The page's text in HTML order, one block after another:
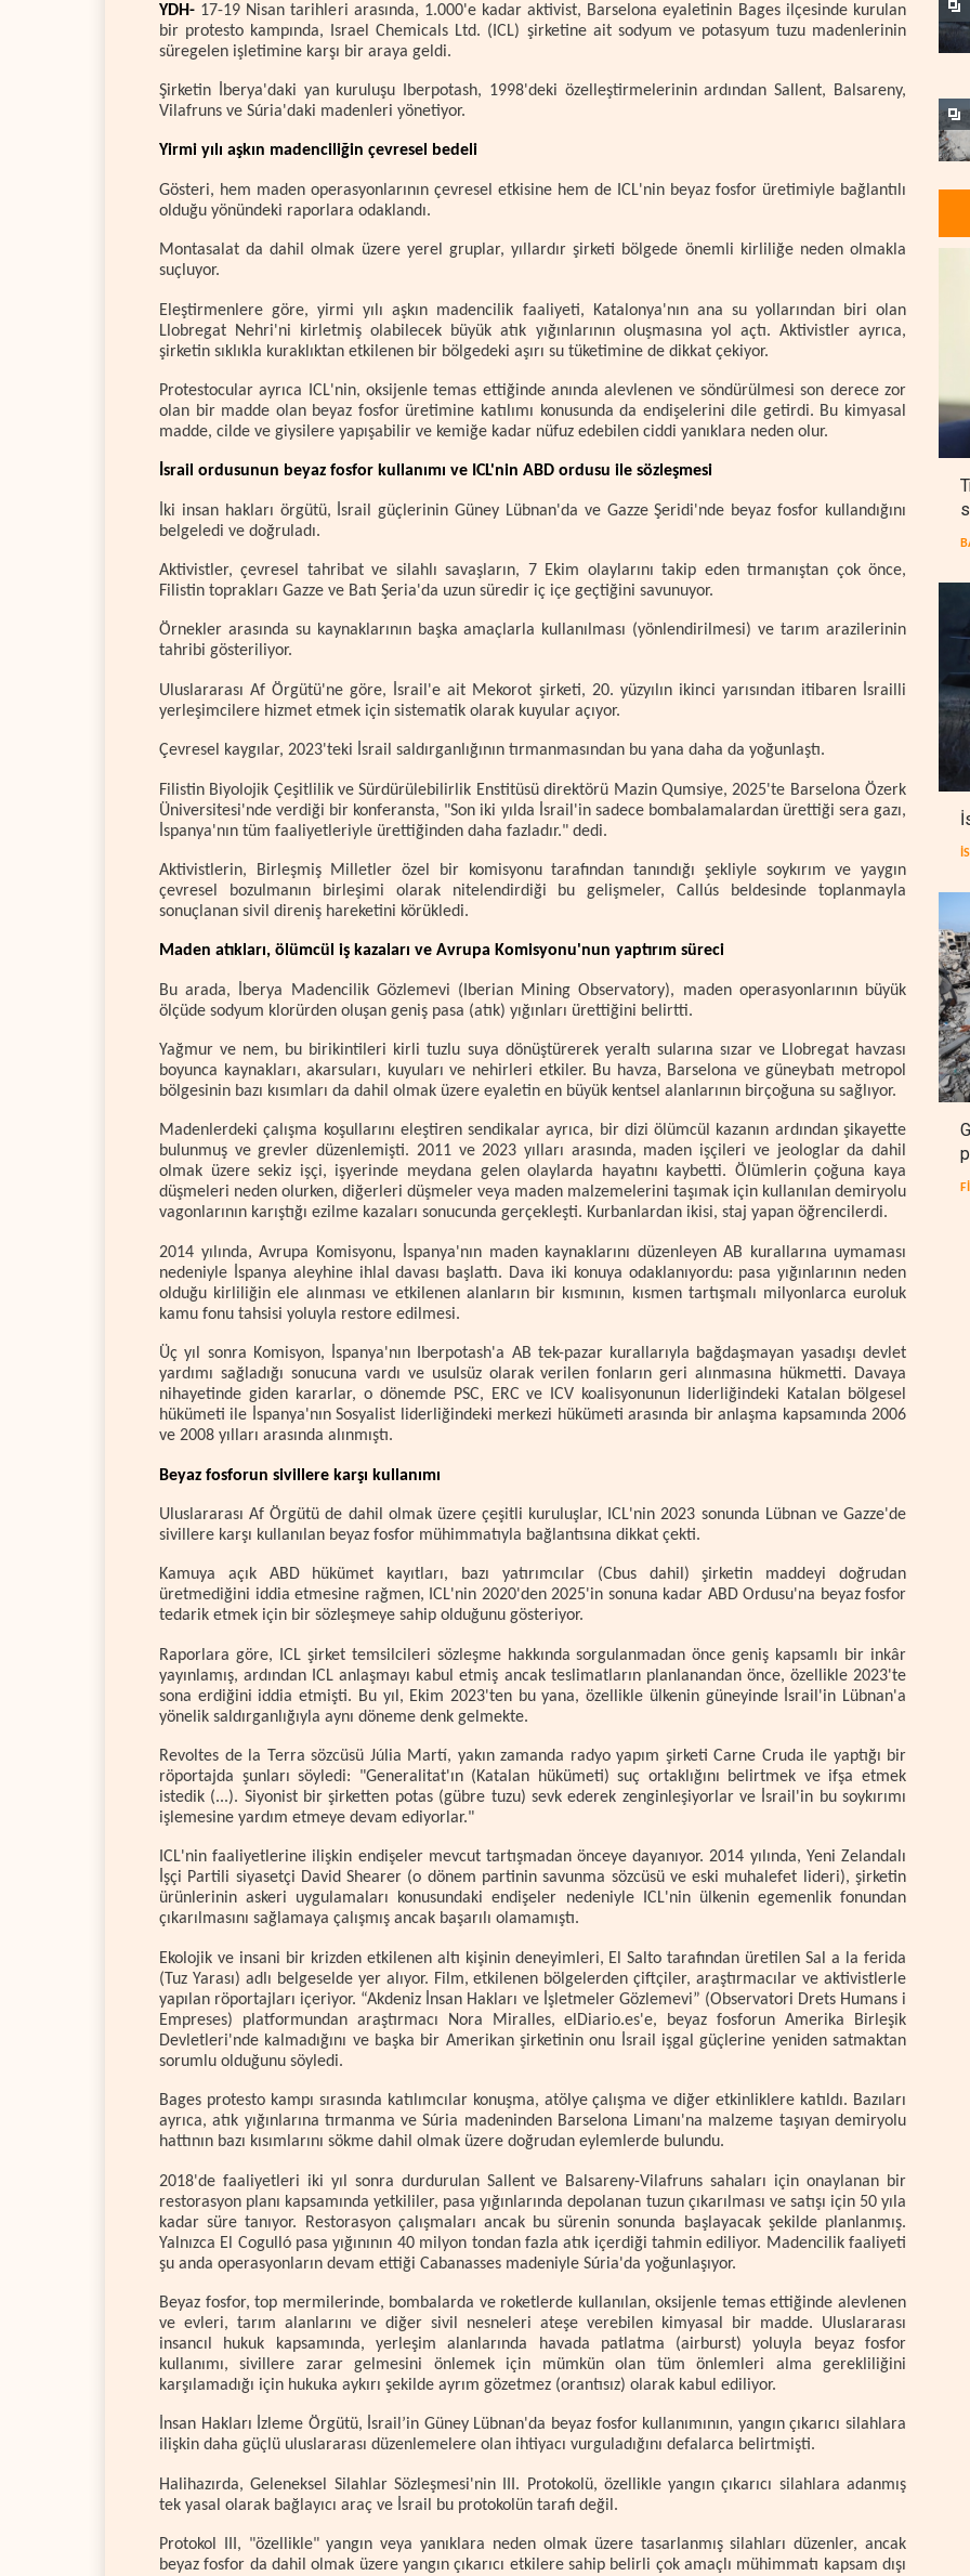
YDH- 17-19 Nisan tarihleri arasında, 1.000'e kadar aktivist, Barselona eyaletinin Bages ilçesinde kurulan
bir protesto kampında, Israel Chemicals Ltd. (ICL) şirketine ait sodyum ve potasyum tuzu madenlerinin
süregelen işletimine karşı bir araya geldi.
Şirketin İberya'daki yan kuruluşu Iberpotash, 1998'deki özelleştirmelerinin ardından Sallent, Balsareny,
Vilafruns ve Súria'daki madenleri yönetiyor.
Yirmi yılı aşkın madenciliğin çevresel bedeli
Gösteri, hem maden operasyonlarının çevresel etkisine hem de ICL'nin beyaz fosfor üretimiyle bağlantılı
olduğu yönündeki raporlara odaklandı.
Montasalat da dahil olmak üzere yerel gruplar, yıllardır şirketi bölgede önemli kirliliğe neden olmakla
suçluyor.
Eleştirmenlere göre, yirmi yılı aşkın madencilik faaliyeti, Katalonya'nın ana su yollarından biri olan
Llobregat Nehri'ni kirletmiş olabilecek büyük atık yığınlarının oluşmasına yol açtı. Aktivistler ayrıca,
şirketin sıklıkla kuraklıktan etkilenen bir bölgedeki aşırı su tüketimine de dikkat çekiyor.
Protestocular ayrıca ICL'nin, oksijenle temas ettiğinde anında alevlenen ve söndürülmesi son derece zor
olan bir madde olan beyaz fosfor üretimine katılımı konusunda da endişelerini dile getirdi. Bu kimyasal
madde, cilde ve giysilere yapışabilir ve kemiğe kadar nüfuz edebilen ciddi yanıklara neden olur.
İsrail ordusunun beyaz fosfor kullanımı ve ICL'nin ABD ordusu ile sözleşmesi
İki insan hakları örgütü, İsrail güçlerinin Güney Lübnan'da ve Gazze Şeridi'nde beyaz fosfor kullandığını
belgeledi ve doğruladı.
Aktivistler, çevresel tahribat ve silahlı savaşların, 7 Ekim olaylarını takip eden tırmanıştan çok önce,
Filistin toprakları Gazze ve Batı Şeria'da uzun süredir iç içe geçtiğini savunuyor.
Örnekler arasında su kaynaklarının başka amaçlarla kullanılması (yönlendirilmesi) ve tarım arazilerinin
tahribi gösteriliyor.
Uluslararası Af Örgütü'ne göre, İsrail'e ait Mekorot şirketi, 20. yüzyılın ikinci yarısından itibaren İsrailli
yerleşimcilere hizmet etmek için sistematik olarak kuyular açıyor.
Çevresel kaygılar, 2023'teki İsrail saldırganlığının tırmanmasından bu yana daha da yoğunlaştı.
Filistin Biyolojik Çeşitlilik ve Sürdürülebilirlik Enstitüsü direktörü Mazin Qumsiye, 2025'te Barselona Özerk
Üniversitesi'nde verdiği bir konferansta, "Son iki yılda İsrail'in sadece bombalamalardan ürettiği sera gazı,
İspanya'nın tüm faaliyetleriyle ürettiğinden daha fazladır." dedi.
Aktivistlerin, Birleşmiş Milletler özel bir komisyonu tarafından tanındığı şekliyle soykırım ve yaygın
çevresel bozulmanın birleşimi olarak nitelendirdiği bu gelişmeler, Callús beldesinde toplanmayla
sonuçlanan sivil direniş hareketini körükledi.
Maden atıkları, ölümcül iş kazaları ve Avrupa Komisyonu'nun yaptırım süreci
Bu arada, İberya Madencilik Gözlemevi (Iberian Mining Observatory), maden operasyonlarının büyük
ölçüde sodyum klorürden oluşan geniş pasa (atık) yığınları ürettiğini belirtti.
Yağmur ve nem, bu birikintileri kirli tuzlu suya dönüştürerek yeraltı sularına sızar ve Llobregat havzası
boyunca kaynakları, akarsuları, kuyuları ve nehirleri etkiler. Bu havza, Barselona ve güneybatı metropol
bölgesinin bazı kısımları da dahil olmak üzere eyaletin en büyük kentsel alanlarının birçoğuna su sağlıyor.
Madenlerdeki çalışma koşullarını eleştiren sendikalar ayrıca, bir dizi ölümcül kazanın ardından şikayette
bulunmuş ve grevler düzenlemişti. 2011 ve 2023 yılları arasında, maden işçileri ve jeologlar da dahil
olmak üzere sekiz işçi, işyerinde meydana gelen olaylarda hayatını kaybetti. Ölümlerin çoğuna kaya
düşmeleri neden olurken, diğerleri düşmeler veya maden malzemelerini taşımak için kullanılan demiryolu
vagonlarının karıştığı ezilme kazaları sonucunda gerçekleşti. Kurbanlardan ikisi, staj yapan öğrencilerdi.
2014 yılında, Avrupa Komisyonu, İspanya'nın maden kaynaklarını düzenleyen AB kurallarına uymaması
nedeniyle İspanya aleyhine ihlal davası başlattı. Dava iki konuya odaklanıyordu: pasa yığınlarının neden
olduğu kirliliğin ele alınması ve etkilenen alanların bir kısmının, kısmen tartışmalı milyonlarca euroluk
kamu fonu tahsisi yoluyla restore edilmesi.
Üç yıl sonra Komisyon, İspanya'nın Iberpotash'a AB tek-pazar kurallarıyla bağdaşmayan yasadışı devlet
yardımı sağladığı sonucuna vardı ve usulsüz olarak verilen fonların geri alınmasına hükmetti. Davaya
nihayetinde giden kararlar, o dönemde PSC, ERC ve ICV koalisyonunun liderliğindeki Katalan bölgesel
hükümeti ile İspanya'nın Sosyalist liderliğindeki merkezi hükümeti arasında bir anlaşma kapsamında 2006
ve 2008 yılları arasında alınmıştı.
Beyaz fosforun sivillere karşı kullanımı
Uluslararası Af Örgütü de dahil olmak üzere çeşitli kuruluşlar, ICL'nin 2023 sonunda Lübnan ve Gazze'de
sivillere karşı kullanılan beyaz fosfor mühimmatıyla bağlantısına dikkat çekti.
Kamuya açık ABD hükümet kayıtları, bazı yatırımcılar (Cbus dahil) şirketin maddeyi doğrudan
üretmediğini iddia etmesine rağmen, ICL'nin 2020'den 2025'in sonuna kadar ABD Ordusu'na beyaz fosfor
tedarik etmek için bir sözleşmeye sahip olduğunu gösteriyor.
Raporlara göre, ICL şirket temsilcileri sözleşme hakkında sorgulanmadan önce geniş kapsamlı bir inkâr
yayınlamış, ardından ICL anlaşmayı kabul etmiş ancak teslimatların planlanandan önce, özellikle 2023'te
sona erdiğini iddia etmişti. Bu yıl, Ekim 2023'ten bu yana, özellikle ülkenin güneyinde İsrail'in Lübnan'a
yönelik saldırganlığıyla aynı döneme denk gelmekte.
Revoltes de la Terra sözcüsü Júlia Martí, yakın zamanda radyo yapım şirketi Carne Cruda ile yaptığı bir
röportajda şunları söyledi: "Generalitat'ın (Katalan hükümeti) suç ortaklığını belirtmek ve ifşa etmek
istedik (...). Siyonist bir şirketten potas (gübre tuzu) sevk ederek zenginleşiyorlar ve İsrail'in bu soykırımı
işlemesine yardım etmeye devam ediyorlar."
ICL'nin faaliyetlerine ilişkin endişeler mevcut tartışmadan önceye dayanıyor. 2014 yılında, Yeni Zelandalı
İşçi Partili siyasetçi David Shearer (o dönem partinin savunma sözcüsü ve eski muhalefet lideri), şirketin
ürünlerinin askeri uygulamaları konusundaki endişeler nedeniyle ICL'nin ülkenin egemenlik fonundan
çıkarılmasını sağlamaya çalışmış ancak başarılı olamamıştı.
Ekolojik ve insani bir krizden etkilenen altı kişinin deneyimleri, El Salto tarafından üretilen Sal a la ferida
(Tuz Yarası) adlı belgeselde yer alıyor. Film, etkilenen bölgelerden çiftçiler, araştırmacılar ve aktivistlerle
yapılan röportajları içeriyor. “Akdeniz İnsan Hakları ve İşletmeler Gözlemevi” (Observatori Drets Humans i
Empreses) platformundan araştırmacı Nora Miralles, elDiario.es'e, beyaz fosforun Amerika Birleşik
Devletleri'nde kalmadığını ve başka bir Amerikan şirketinin onu İsrail işgal güçlerine yeniden satmaktan
sorumlu olduğunu söyledi.
Bages protesto kampı sırasında katılımcılar konuşma, atölye çalışma ve diğer etkinliklere katıldı. Bazıları
ayrıca, atık yığınlarına tırmanma ve Súria madeninden Barselona Limanı'na malzeme taşıyan demiryolu
hattının bazı kısımlarını sökme dahil olmak üzere doğrudan eylemlerde bulundu.
2018'de faaliyetleri iki yıl sonra durdurulan Sallent ve Balsareny-Vilafruns sahaları için onaylanan bir
restorasyon planı kapsamında yetkililer, pasa yığınlarında depolanan tuzun çıkarılması ve satışı için 50 yıla
kadar süre tanıyor. Restorasyon çalışmaları ancak bu sürenin sonunda başlayacak şekilde planlanmış.
Yalnızca El Cogulló pasa yığınının 40 milyon tondan fazla atık içerdiği tahmin ediliyor. Madencilik faaliyeti
şu anda operasyonların devam ettiği Cabanasses madeniyle Súria'da yoğunlaşıyor.
Beyaz fosfor, top mermilerinde, bombalarda ve roketlerde kullanılan, oksijenle temas ettiğinde alevlenen
ve evleri, tarım alanlarını ve diğer sivil nesneleri ateşe verebilen kimyasal bir madde. Uluslararası
insancıl hukuk kapsamında, yerleşim alanlarında havada patlatma (airburst) yoluyla beyaz fosfor
kullanımı, sivillere zarar gelmesini önlemek için mümkün olan tüm önlemleri alma gerekliliğini
karşılamadığı için hukuka aykırı şekilde ayrım gözetmez (orantısız) olarak kabul ediliyor.
İnsan Hakları İzleme Örgütü, İsrail’in Güney Lübnan'da beyaz fosfor kullanımının, yangın çıkarıcı silahlara
ilişkin daha güçlü uluslararası düzenlemelere olan ihtiyacı vurguladığını defalarca belirtmişti.
Halihazırda, Geleneksel Silahlar Sözleşmesi'nin III. Protokolü, özellikle yangın çıkarıcı silahlara adanmış
tek yasal olarak bağlayıcı araç ve İsrail bu protokolün tarafı değil.
Protokol III, "özellikle" yangın veya yanıklara neden olmak üzere tasarlanmış silahları düzenler, ancak
beyaz fosfor da dahil olmak üzere yangın çıkarıcı etkilere sahip belirli çok amaçlı mühimmatı kapsam dışı